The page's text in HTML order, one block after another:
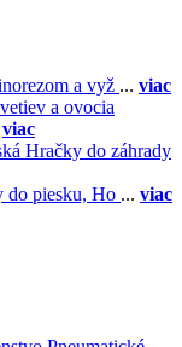
a vyž ... viac
a ovocia
viac
Hračky do záhrady
do piesku, Ho ... viac